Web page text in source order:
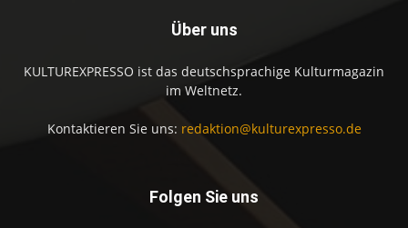
Über uns
KULTUREXPRESSO ist das deutschsprachige Kulturmagazin
im Weltnetz.
Kontaktieren Sie uns: redaktion@kulturexpresso.de
Folgen Sie uns